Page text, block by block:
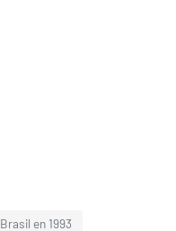
Brasil en 1993